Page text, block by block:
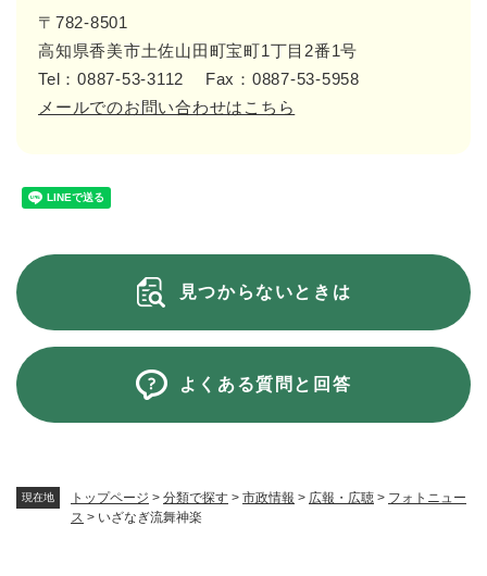
現在地 トップページ > 分類で探す > 市政情報 > 広報・広聴 > フォトニュー
ス > いざなぎ流舞神楽
〒782-8501
高知県香美市土佐山田町宝町1丁目2番1号
Tel：0887-53-3112
Fax：0887-53-5958
メールでのお問い合わせはこちら
見つからないときは
よくある質問と回答